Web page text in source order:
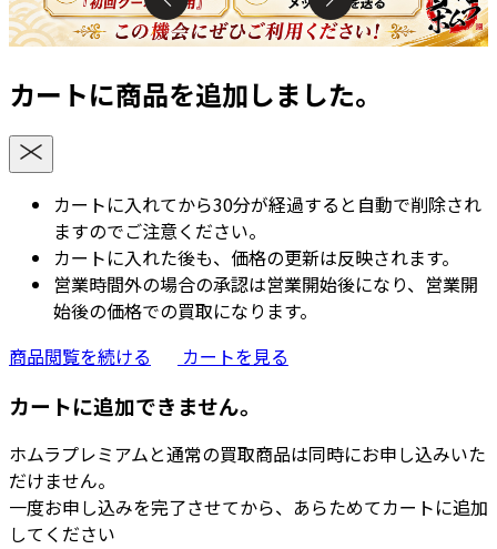
カートに商品を追加しました。
カートに入れてから30分が経過すると自動で削除され
ますのでご注意ください。
カートに入れた後も、価格の更新は反映されます。
営業時間外の場合の承認は営業開始後になり、営業開
始後の価格での買取になります。
商品閲覧を続ける
カートを見る
カートに追加できません。
ホムラプレミアムと通常の買取商品は同時にお申し込みいた
だけません。
一度お申し込みを完了させてから、あらためてカートに追加
してください